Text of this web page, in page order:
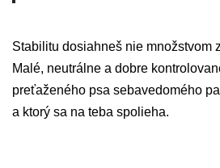
Stabilitu dosiahneš nie množstvom
Malé, neutrálne a dobre
preťaženého psa sebavedomého
a ktorý sa na teba spolieha.